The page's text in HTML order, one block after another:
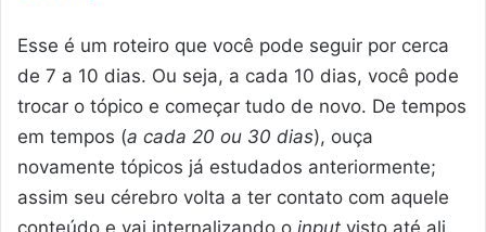
Esse é um roteiro que você pode seguir por cerca
de 7 a 10 dias. Ou seja, a cada 10 dias, você pode
trocar o tópico e começar tudo de novo. De tempos
em tempos (a cada 20 ou 30 dias), ouça
novamente tópicos já estudados anteriormente;
assim seu cérebro volta a ter contato com aquele
conteúdo e vai internalizando o input visto até ali.